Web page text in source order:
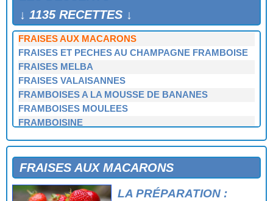
↓ 1135 RECETTES ↓
FRAISES AU PORTO
FRAISES AU VIN DE CANNELLE
FRAISES AUX MACARONS
FRAISES ET PECHES AU CHAMPAGNE FRAMBOISE
FRAISES MELBA
FRAISES VALAISANNES
FRAMBOISES A LA MOUSSE DE BANANES
FRAMBOISES MOULEES
FRAMBOISINE
FROMAGE BLANC A L'ORANGE
FROMAGE BLANC AUX FRAMBOISES
FROMAGE BLANC AUX FRUITS
FRAISES AUX MACARONS
LA PRÉPARATION :